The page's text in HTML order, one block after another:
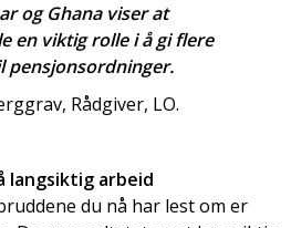
og Ghana viser at
en viktig rolle i å gi flere
pensjonsordninger.
Rådgiver, LO.
langsiktig arbeid
du nå har lest om er